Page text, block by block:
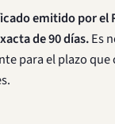
emitido por el
de 90 días.Es
para el plazo